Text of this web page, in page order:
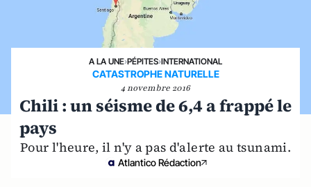
A LA UNE›PÉPITES›INTERNATIONAL
CATASTROPHE NATURELLE
4 novembre 2016
Chili : un séisme de 6,4 a frappé le
pays
Pour l'heure, il n'y a pas d'alerte au tsunami.
Atlantico Rédaction